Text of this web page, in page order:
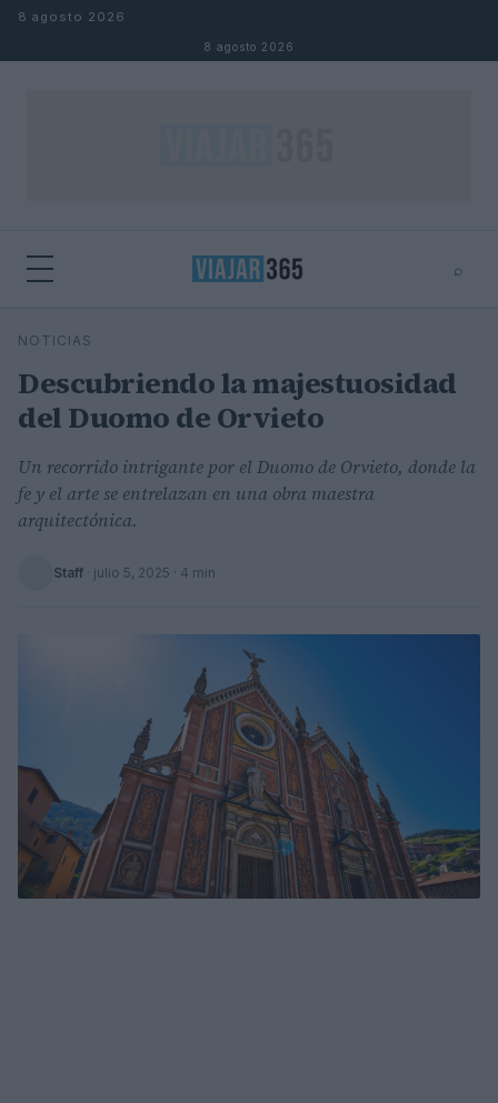
Saltar al contenido
8 agosto 2026
8 agosto 2026
⌕
Buscar
NOTICIAS
Descubriendo la majestuosidad
del Duomo de Orvieto
Un recorrido intrigante por el Duomo de Orvieto, donde la
fe y el arte se entrelazan en una obra maestra
arquitectónica.
Staff · julio 5, 2025 · 4 min